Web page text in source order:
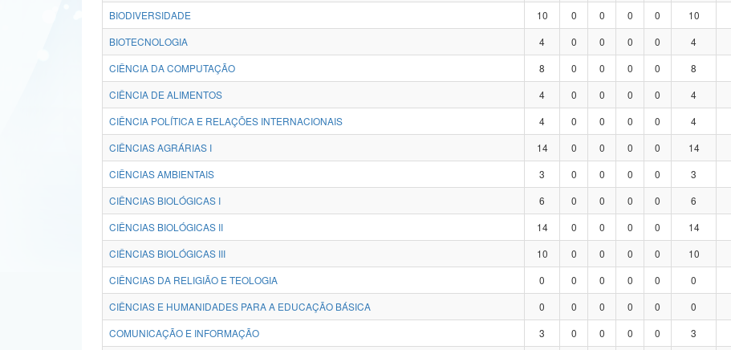
BIODIVERSIDADE
10 0 0 0 0 10
BIOTECNOLOGIA
4 0 0 0 0 4
CIÊNCIA DA COMPUTAÇÃO
8 0 0 0 0 8
CIÊNCIA DE ALIMENTOS
4 0 0 0 0 4
CIÊNCIA POLÍTICA E RELAÇÕES INTERNACIONAIS
4 0 0 0 0 4
CIÊNCIAS AGRÁRIAS I
14 0 0 0 0 14
CIÊNCIAS AMBIENTAIS
3 0 0 0 0 3
CIÊNCIAS BIOLÓGICAS I
6 0 0 0 0 6
CIÊNCIAS BIOLÓGICAS II
14 0 0 0 0 14
CIÊNCIAS BIOLÓGICAS III
10 0 0 0 0 10
CIÊNCIAS DA RELIGIÃO E TEOLOGIA
0 0 0 0 0 0
CIÊNCIAS E HUMANIDADES PARA A EDUCAÇÃO BÁSICA
0 0 0 0 0 0
COMUNICAÇÃO E INFORMAÇÃO
3 0 0 0 0 3